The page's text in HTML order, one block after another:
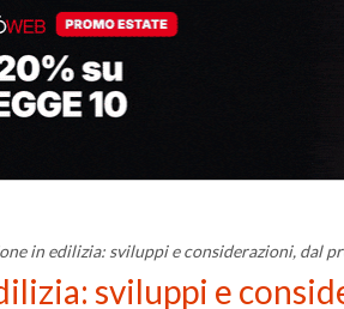
in edilizia: sviluppi e considerazioni, dal
sviluppi e